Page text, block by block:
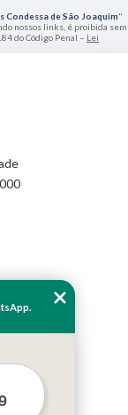
Condessa de São Joaquim"
nossos links, é proibida sem
do Código Penal – Lei